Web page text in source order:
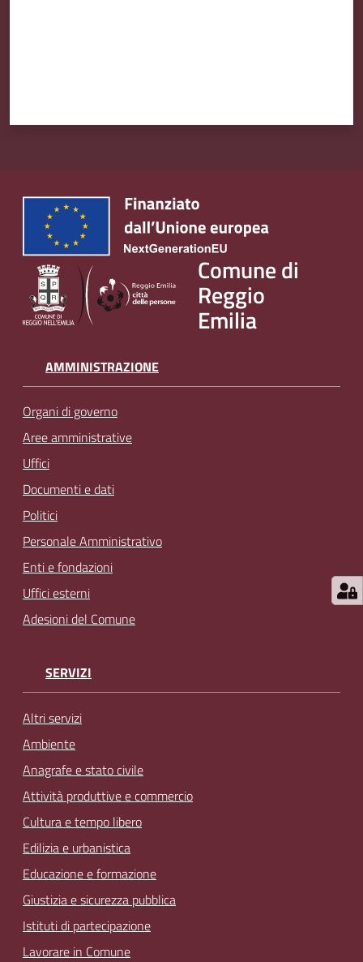
Comune di
Reggio
Emilia
AMMINISTRAZIONE
Organi di governo
Aree amministrative
Uffici
Documenti e dati
Politici
Personale Amministrativo
Enti e fondazioni
Uffici esterni
Adesioni del Comune
SERVIZI
Altri servizi
Ambiente
Anagrafe e stato civile
Attività produttive e commercio
Cultura e tempo libero
Edilizia e urbanistica
Educazione e formazione
Giustizia e sicurezza pubblica
Istituti di partecipazione
Lavorare in Comune